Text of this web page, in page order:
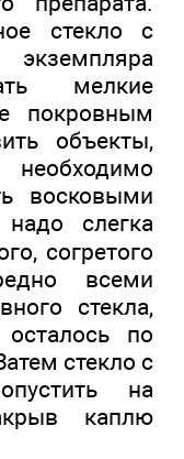
стекло с
мелкие
покровным
объекты,
восковыми
слегка
согретого
всеми
стекла,
по
стекло с
на
каплю